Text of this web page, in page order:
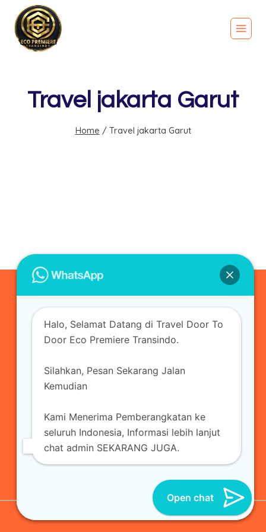
Travel jakarta Garut
Home / Travel jakarta Garut
admin@ecopremieretransindo.com
Home
Travel
Kirim Paket Blog Travel Kontak
© 2026 Eco Premiere Transindo | All Reserved
Halo, Selamat Datang di Travel Door To
Door Eco Premiere Transindo.
Silahkan, Pesan Sekarang Jalan
Kemudian
Kami Menerima Pemberangkatan ke
seluruh Indonesia, Informasi lebih lanjut
chat admin SEKARANG JUGA.
Open chat